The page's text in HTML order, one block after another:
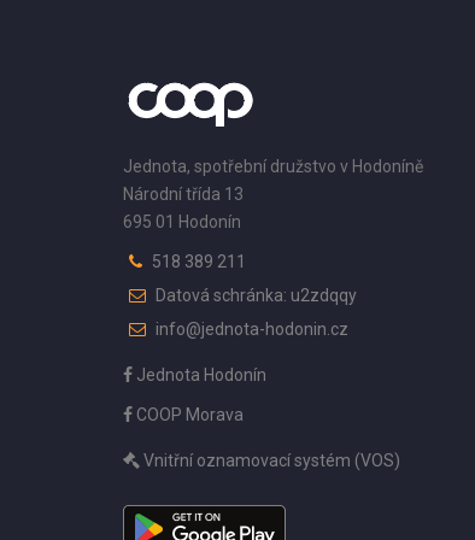
Jednota, spotřební družstvo v Hodoníně
Národní třída 13
695 01 Hodonín
518 389 211
Datová schránka: u2zdqqy
info@jednota-hodonin.cz
Jednota Hodonín
COOP Morava
Vnitřní oznamovací systém (VOS)